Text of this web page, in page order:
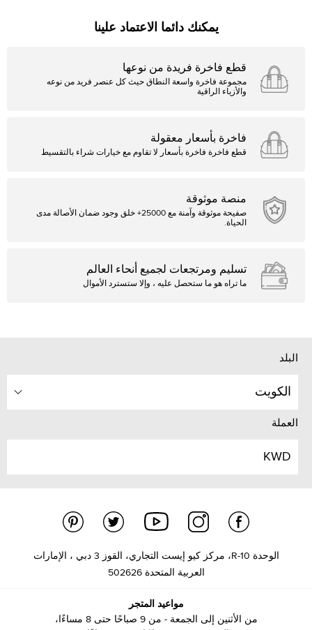
يمكنك دائما الاعتماد علينا
قطع فاخرة فريدة من نوعها
مجموعة فاخرة واسعة النطاق حيث كل عنصر فريد من نوعه
والأزياء الراقية
فاخرة بأسعار معقولة
قطع فاخرة فاخرة بأسعار لا تقاوم مع خيارات شراء بالتقسيط
منصة موثوقة
صفيحة موثوقة وآمنة مع 25000+ خلق وجود ضمان الأصالة مدى
الحياة.
تسليم ومرتجعات لجميع أنحاء العالم
ما تراه هو ما ستحصل عليه ، وإلا ستسترد الأموال
البلد
الكويت
العملة
KWD
الوحدة R-10، مركز كيو إيست التجاري، القوز 3 دبي ، الإمارات
العربية المتحدة 502626
مواعيد المتجر
من الأثنين إلى الجمعة - من 9 صباحًا حتى 8 مساءًا،